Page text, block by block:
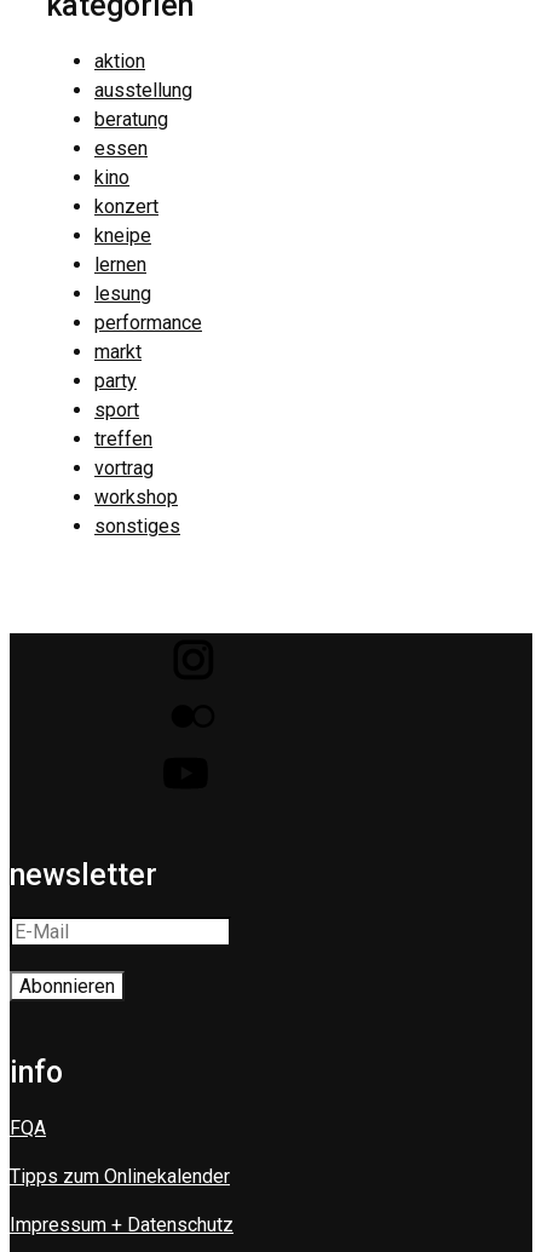
aktion
ausstellung
beratung
essen
kino
konzert
kneipe
lernen
lesung
performance
markt
party
sport
treffen
vortrag
workshop
sonstiges
newsletter
info
FQA
Tipps zum Onlinekalender
Impressum + Datenschutz